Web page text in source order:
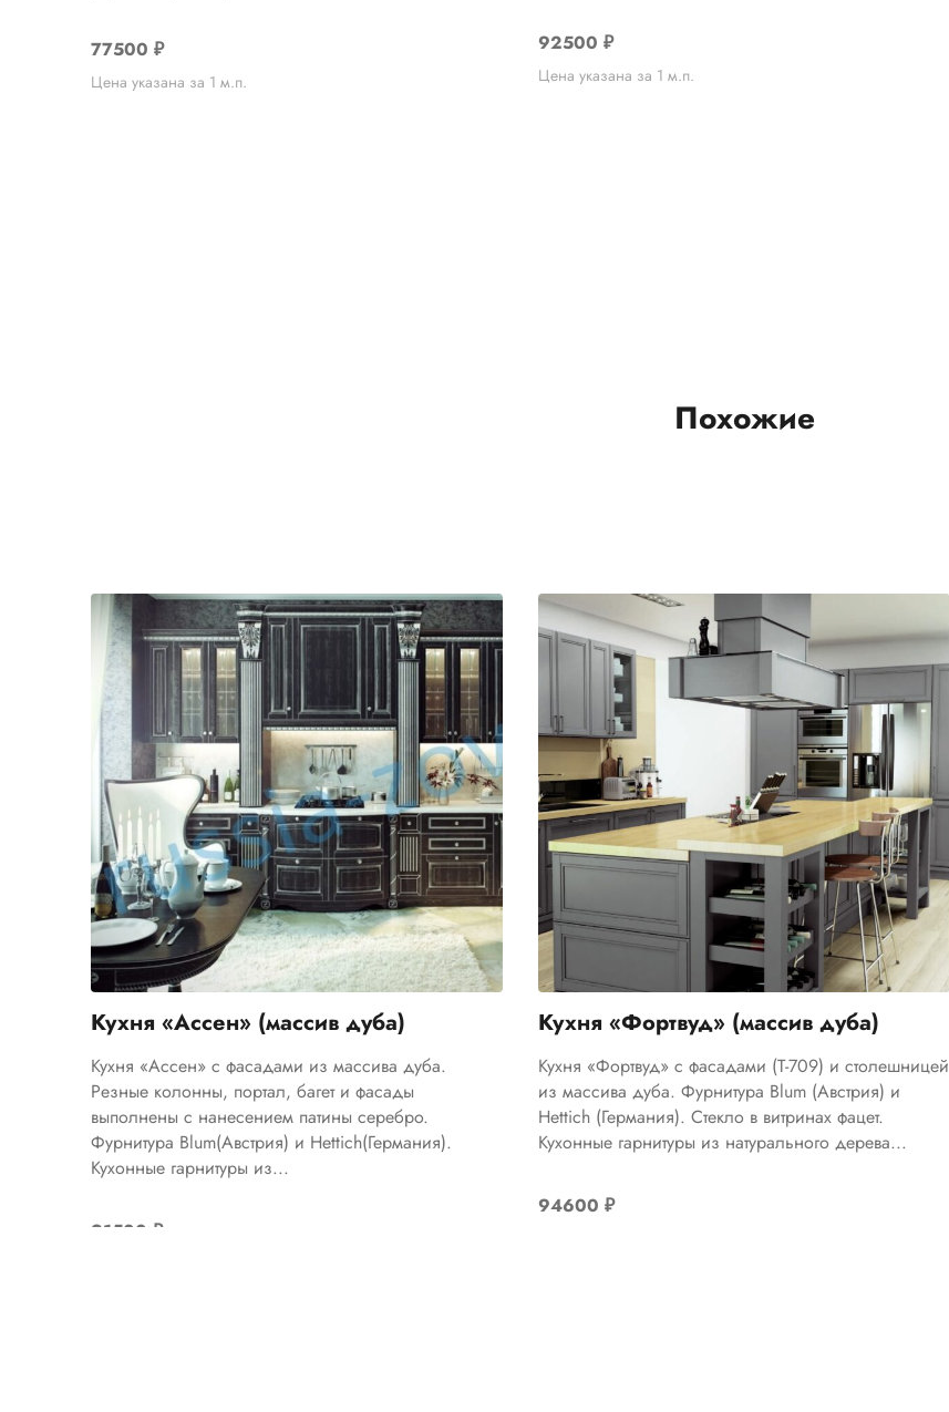
77500₽
Цена указана за 1 м.п.
92500₽
Цена указана за 1 м.п.
Похожие
Кухня «Ассен» (массив дуба)
Кухня «Ассен» с фасадами из массива дуба.
Резные колонны, портал, багет и фасады
выполнены с нанесением патины серебро.
Фурнитура Blum(Австрия) и Hettich(Германия).
Кухонные гарнитуры из...
91500 ₽
Кухня «Фортвуд» (массив дуба)
Кухня «Фортвуд» с фасадами (Т-709) и столешницей
из массива дуба. Фурнитура Blum (Австрия) и
Hettich (Германия). Стекло в витринах фацет.
Кухонные гарнитуры из натурального дерева...
94600₽